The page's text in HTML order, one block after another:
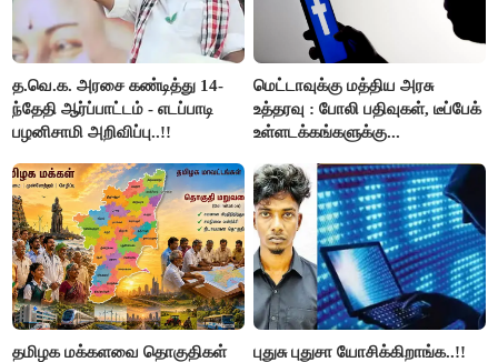
த.வெ.க. அரசை கண்டித்து 14-
ந்தேதி ஆர்ப்பாட்டம் - எடப்பாடி
பழனிசாமி அறிவிப்பு..!!
மெட்டாவுக்கு மத்திய அரசு
உத்தரவு : போலி பதிவுகள், டீப்பேக்
உள்ளடக்கங்களுக்கு...
தமிழக மக்களவை தொகுதிகள்
புதுசு புதுசா யோசிக்கிறாங்க..!!